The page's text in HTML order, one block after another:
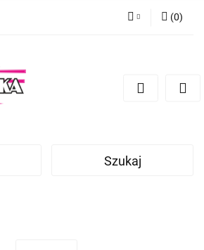
Dodaj zgłoszenie
(0)
Szukaj